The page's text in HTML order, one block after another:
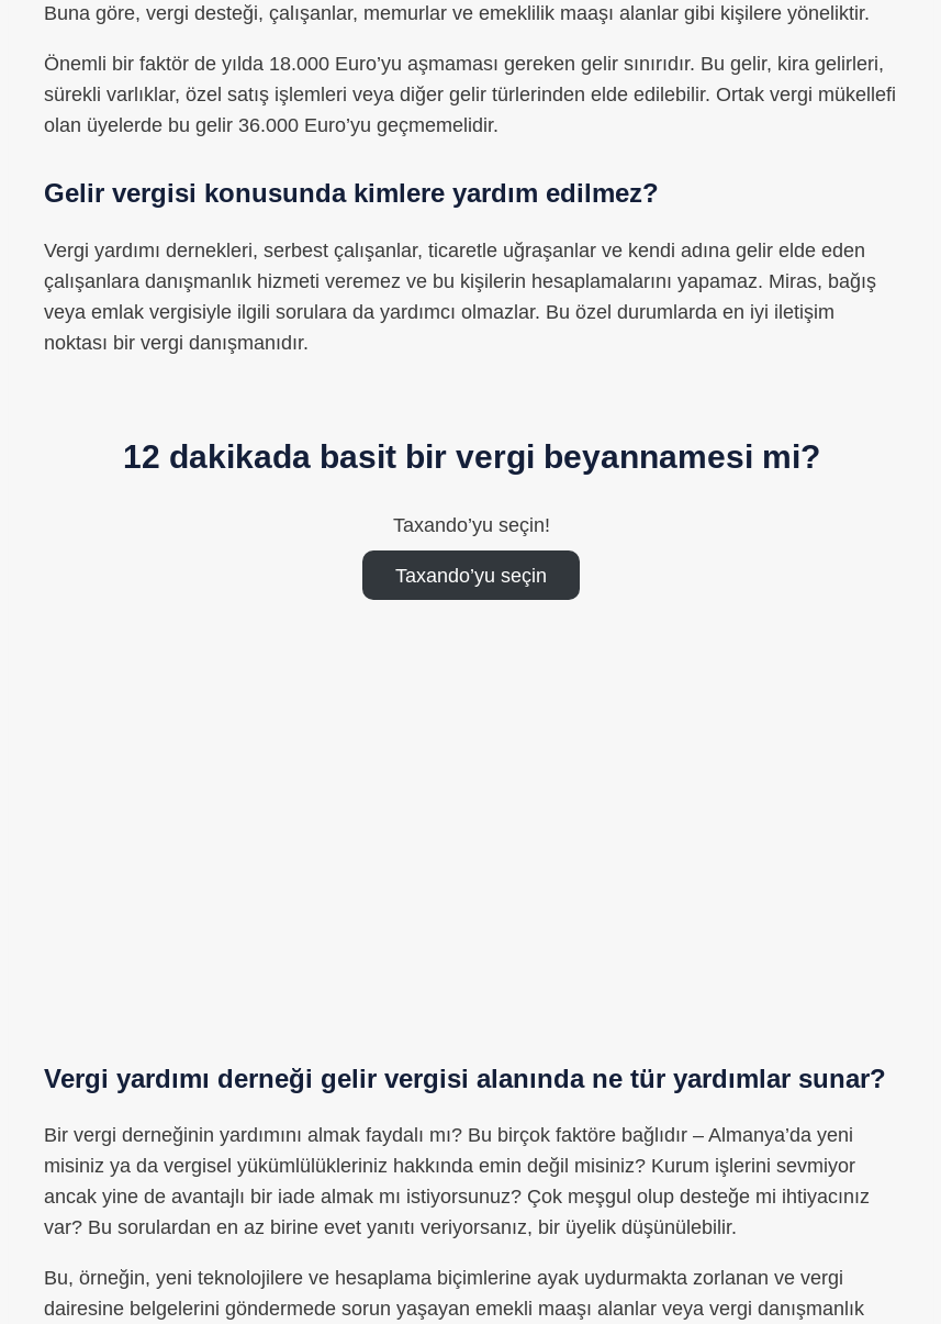
Buna göre, vergi desteği, çalışanlar, memurlar ve emeklilik maaşı alanlar gibi kişilere yöneliktir.
Önemli bir faktör de yılda 18.000 Euro’yu aşmaması gereken gelir sınırıdır. Bu gelir, kira gelirleri,
sürekli varlıklar, özel satış işlemleri veya diğer gelir türlerinden elde edilebilir. Ortak vergi mükellefi
olan üyelerde bu gelir 36.000 Euro’yu geçmemelidir.
Gelir vergisi konusunda kimlere yardım edilmez?
Vergi yardımı dernekleri, serbest çalışanlar, ticaretle uğraşanlar ve kendi adına gelir elde eden
çalışanlara danışmanlık hizmeti veremez ve bu kişilerin hesaplamalarını yapamaz. Miras, bağış
veya emlak vergisiyle ilgili sorulara da yardımcı olmazlar. Bu özel durumlarda en iyi iletişim
noktası bir vergi danışmanıdır.
12 dakikada basit bir vergi beyannamesi mi?
Taxando’yu seçin!
Taxando’yu seçin
Vergi yardımı derneği gelir vergisi alanında ne tür yardımlar sunar?
Bir vergi derneğinin yardımını almak faydalı mı? Bu birçok faktöre bağlıdır – Almanya’da yeni
misiniz ya da vergisel yükümlülükleriniz hakkında emin değil misiniz? Kurum işlerini sevmiyor
ancak yine de avantajlı bir iade almak mı istiyorsunuz? Çok meşgul olup desteğe mi ihtiyacınız
var? Bu sorulardan en az birine evet yanıtı veriyorsanız, bir üyelik düşünülebilir.
Bu, örneğin, yeni teknolojilere ve hesaplama biçimlerine ayak uydurmakta zorlanan ve vergi
dairesine belgelerini göndermede sorun yaşayan emekli maaşı alanlar veya vergi danışmanlık